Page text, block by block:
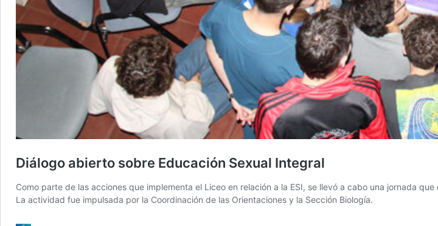
Diálogo abierto sobre Educación Sexual Integral
Como parte de las acciones que implementa el Liceo en relación a la ESI, se llevó a cabo una jornada
La actividad fue impulsada por la Coordinación de las Orientaciones y la Sección Biología.